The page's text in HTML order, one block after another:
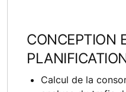
CONCEPTION
Calcul de la